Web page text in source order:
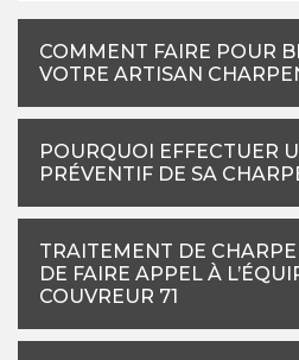
COMMENT FAIRE POUR
VOTRE ARTISAN
POURQUOI EFFECTUER
PRÉVENTIF DE SA
TRAITEMENT DE
DE FAIRE APPEL À
COUVREUR 71